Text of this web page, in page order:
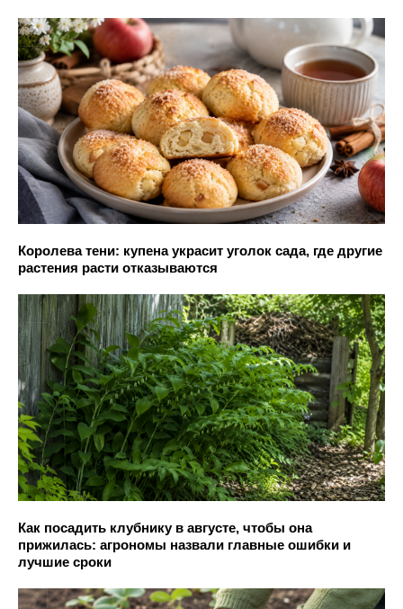
Королева тени: купена украсит уголок сада, где другие
растения расти отказываются
Как посадить клубнику в августе, чтобы она
прижилась: агрономы назвали главные ошибки и
лучшие сроки